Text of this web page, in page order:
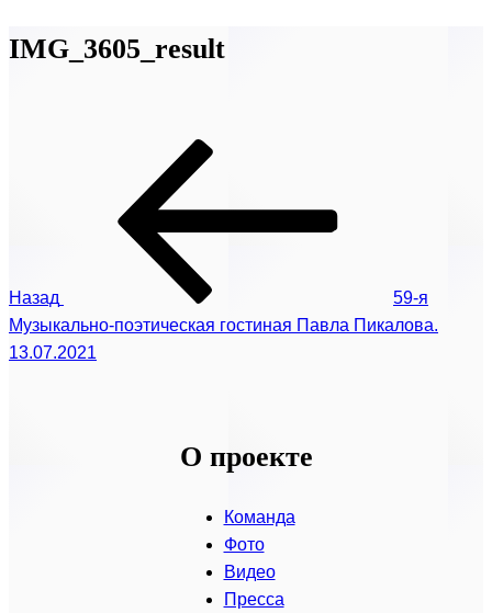
IMG_3605_result
Назад
59-я
Музыкально-поэтическая гостиная Павла Пикалова.
13.07.2021
О проекте
Команда
Фото
Видео
Пресса